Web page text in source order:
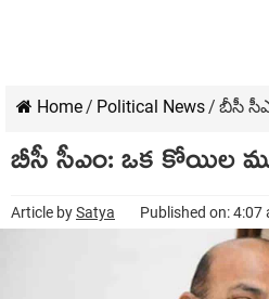
Home/ Political News/ బీసీ
బీసీ సీఎం: ఒక కోయిల
Article bySatya Published on: 4:07